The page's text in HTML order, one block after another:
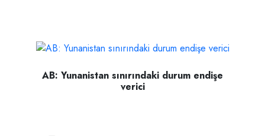
AB: Yunanistan sınırındaki durum endişe
verici